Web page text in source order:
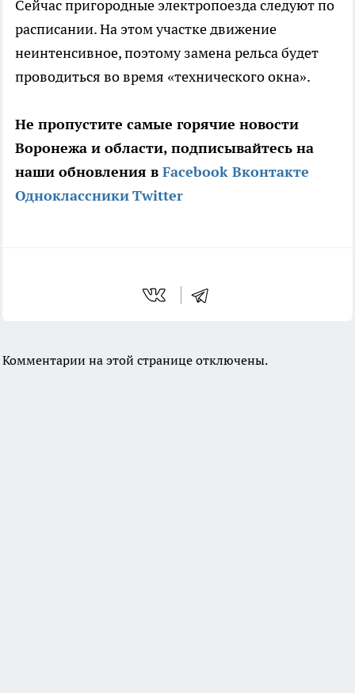
Сейчас пригородные электропоезда следуют по
расписании. На этом участке движение
неинтенсивное, поэтому замена рельса будет
проводиться во время «технического окна».
Не пропустите самые горячие новости
Воронежа и области, подписывайтесь на
наши обновления в Facebook Вконтакте
ОдноклассникиTwitter
Комментарии на этой странице отключены.